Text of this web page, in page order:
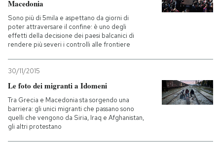
Macedonia
Sono più di 5mila e aspettano da giorni di
poter attraversare il confine: è uno degli
effetti della decisione dei paesi balcanici di
rendere più severi i controlli alle frontiere
30/11/2015
Le foto dei migranti a Idomeni
Tra Grecia e Macedonia sta sorgendo una
barriera: gli unici migranti che passano sono
quelli che vengono da Siria, Iraq e Afghanistan,
gli altri protestano